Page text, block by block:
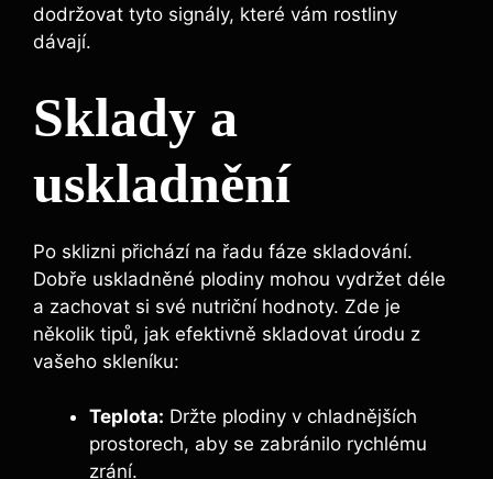
dodržovat tyto signály, které vám rostliny
dávají.
Sklady a
uskladnění
Po sklizni přichází na řadu fáze skladování.
Dobře uskladněné plodiny mohou vydržet déle
a zachovat si své nutriční hodnoty. Zde je
několik tipů, jak efektivně skladovat úrodu z
vašeho skleníku:
Teplota: Držte plodiny v chladnějších
prostorech, aby se zabránilo rychlému
zrání.